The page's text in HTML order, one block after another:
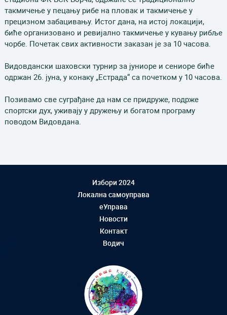
такмичење у пецању рибе на пловак и такмичење у
прецизном забацивању. Истог дана, на истој локацији,
биће организовано и ревијално такмичење у кувању рибље
чорбе. Почетак свих активности заказан је за 10 часова.
Видовдански шаховски турнир за јуниоре и сениоре биће
одржан 26. јуна, у конаку „Естрада“ са почетком у 10 часова.
Позивамо све суграђане да нам се придруже, подрже
спортски дух, уживају у дружењу и богатом програму
поводом Видовдана.
Избори 2024
Локална самоуправа
еУправа
Новости
Контакт
Водич